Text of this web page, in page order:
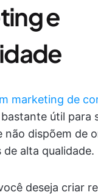
e
marketing de
útil para
não dispõem de
alta qualidade.
deseja criar